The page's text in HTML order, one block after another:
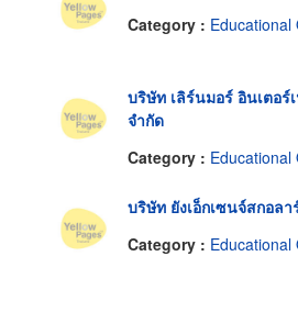
Category : Educational
บริษัท เลิร์นมอร์ อินเตอ
จำกัด
Category : Educational
บริษัท ยังเอ็กเซนจ์สกอล
Category : Educational